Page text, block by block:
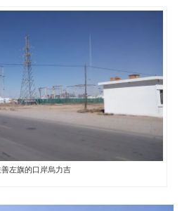
善左旗的口岸烏力吉